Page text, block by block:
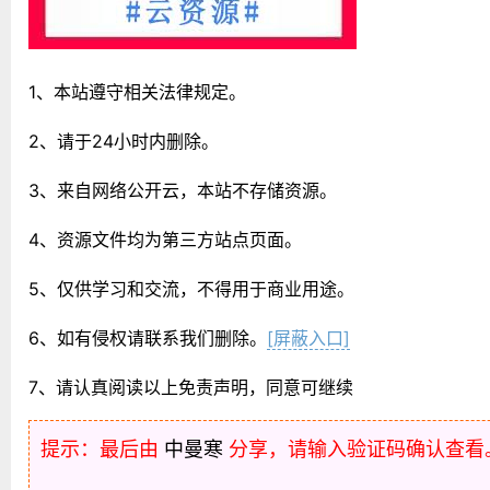
1、本站遵守相关法律规定。
2、请于24小时内删除。
3、来自网络公开云，本站不存储资源。
4、资源文件均为第三方站点页面。
5、仅供学习和交流，不得用于商业用途。
6、如有侵权请联系我们删除。 [屏蔽入口]
7、请认真阅读以上免责声明，同意可继续
提示：最后由 中曼寒 分享，请输入验证码确认查看